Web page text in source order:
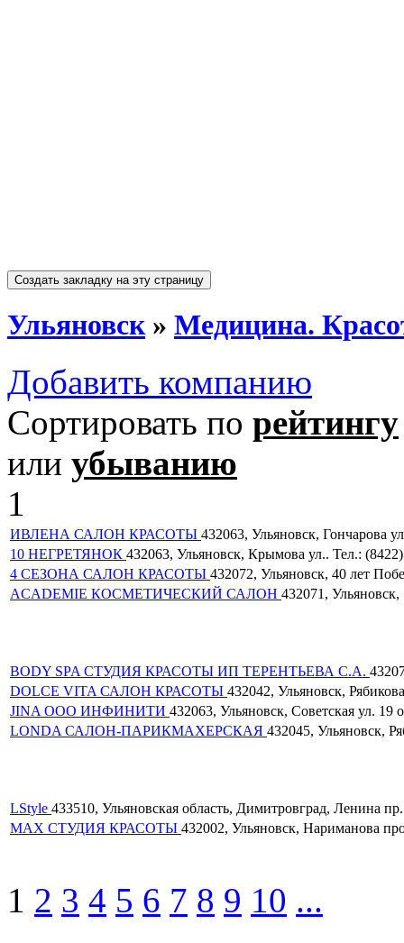
Ульяновск» Медицина.
Добавить компанию
Сортировать по рейтингу
или убыванию
1
ИВЛЕНА САЛОН КРАСОТЫ 432063, Ульяновск, Гончарова
10 НЕГРЕТЯНОК 432063, Ульяновск, Крымова ул.. Тел.:
4 СЕЗОНА САЛОН КРАСОТЫ 432072, Ульяновск, 40 лет
ACADEMIE КОСМЕТИЧЕСКИЙ САЛОН 432071,
BODY SPA СТУДИЯ КРАСОТЫ ИП ТЕРЕНТЬЕВА С.А.
DOLCE VITA САЛОН КРАСОТЫ 432042, Ульяновск,
JINA ООО ИНФИНИТИ 432063, Ульяновск, Советская ул. 19
LONDA САЛОН-ПАРИКМАХЕРСКАЯ 432045, Ульяновск,
LStyle 433510, Ульяновская область, Димитровград, Ленина
MAX СТУДИЯ КРАСОТЫ 432002, Ульяновск, Нариманова
1 2 3 4 5 6 7 8 9 10 ...